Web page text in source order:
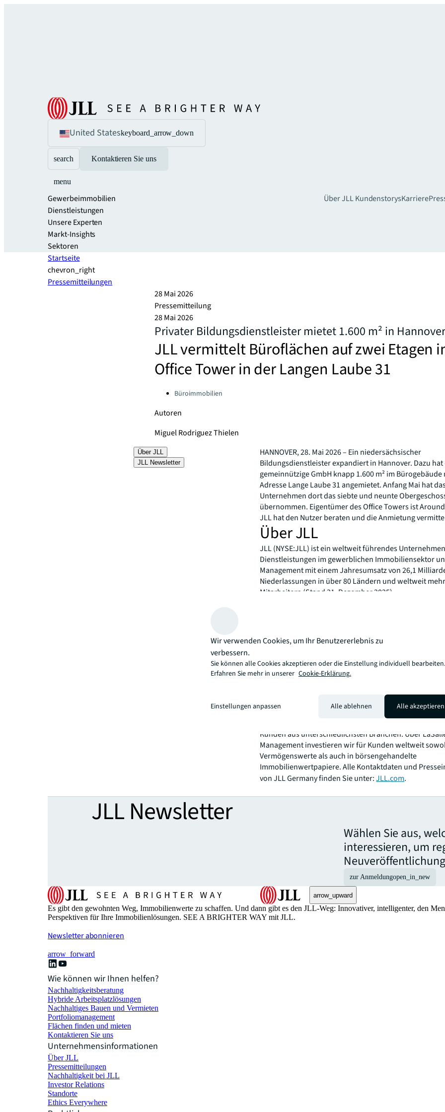
United Stateskeyboard_arrow_down
search Kontaktieren Sie uns
menu
Gewerbeimmobilien
Dienstleistungen
Unsere Experten
Markt-Insights
Sektoren​
Über JLLKundenstorysKarriere
Startseite
chevron_right
Pressemitteilungen
28 Mai 2026
Pressemitteilung
28 Mai 2026
Privater Bildungsdienstleister mietet 1.600 m² in Hannover
JLL vermittelt Büroflächen auf zwei Etagen
Office Tower in der Langen Laube 31
Categories:Büroimmobilien
Autoren
Miguel Rodriguez Thielen
Über JLL
JLL Newsletter
HANNOVER, 28. Mai 2026 – Ein niedersächsischer
Bildungsdienstleister expandiert in Hannover. Dazu hat
gemeinnützige GmbH knapp 1.600 m² im
Adresse Lange Laube 31 angemietet. Anfang Mai hat
Unternehmen dort das siebte und neunte
übernommen. Eigentümer des Office Towers ist
JLL hat den Nutzer beraten und die Anmietung
Über JLL
JLL (NYSE:JLL) ist ein weltweit führendes
Dienstleistungen im gewerblichen Immobiliensektor
Management mit einem Jahresumsatz von 26,1
Niederlassungen in über 80 Ländern und weltweit
Mitarbeitern (Stand 31. Dezember 2025).
Immobilienarten zu unterstützen, darunter Büro-,
Wohn-, Einzelhandels- und
bessere Welt zu gestalten, unterstützen wir unsere
Mitarbeitenden und Gemeinschaften dabei, die
Gestützt auf umfangreiche globale Datenbanken und
Technologiekompetenzen bieten wir koordinierte,
Kunden aus unterschiedlichsten Branchen. Über
Management investieren wir für Kunden weltweit
Vermögenswerte als auch in börsengehandelte
Immobilienwertpapiere. Alle Kontaktdaten und
von JLL Germany finden Sie unter:JLL.com.
JLL Newsletter
Wählen Sie aus,
interessieren, um
zur Anmeldungopen_in_new
arrow_upward
Es gibt den gewohnten Weg, Immobilienwerte zu schaffen. Und dann gibt es den JLL-Weg: Innovativer, intelligenter, den
Perspektiven für Ihre Immobilienlösungen. SEE A BRIGHTER WAY mit JLL.
Newsletter abonnieren
arrow_forward
Wie können wir Ihnen helfen?
Nachhaltigkeitsberatung
Hybride Arbeitsplatzlösungen
Nachhaltiges Bauen und Vermieten
Portfoliomanagement
Flächen finden und mieten
Kontaktieren Sie uns
Unternehmensinformationen
Über JLL
Pressemitteilungen
Nachhaltigkeit bei JLL
Investor Relations
Standorte
Ethics Everywhere
Wir verwenden Cookies, um Ihr Benutzererlebnis zu
verbessern.
Sie können alle Cookies akzeptieren oder die Einstellung individuell bearbeiten.
Erfahren Sie mehr in unserer Cookie-Erklärung.
Einstellungen anpassen Alle ablehnen Alle akzeptieren